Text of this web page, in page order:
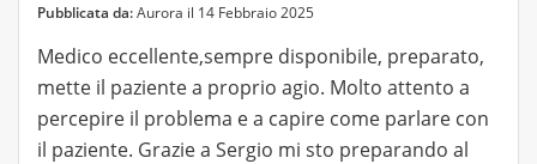
Pubblicata da:Aurora il 14 Febbraio 2025
Medico eccellente,sempre disponibile, preparato,
mette il paziente a proprio agio. Molto attento a
percepire il problema e a capire come parlare con
il paziente. Grazie a Sergio mi sto preparando al